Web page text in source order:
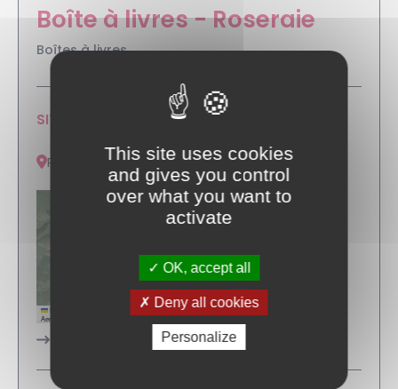
Boîte à livres - Roseraie
Boîtes à livres
SITUER :
Roseraie
Leaflet
Tiles © Esri — Source: Esri, i-cubed, USDA, USGS, AEX, GeoEye, Getmapping,
Aerogrid, IGN, IGP, UPR-EGP, and the GIS User Community
This site uses cookies
and gives you control
over what you want to
activate
OK, accept all
Deny all cookies
Personalize